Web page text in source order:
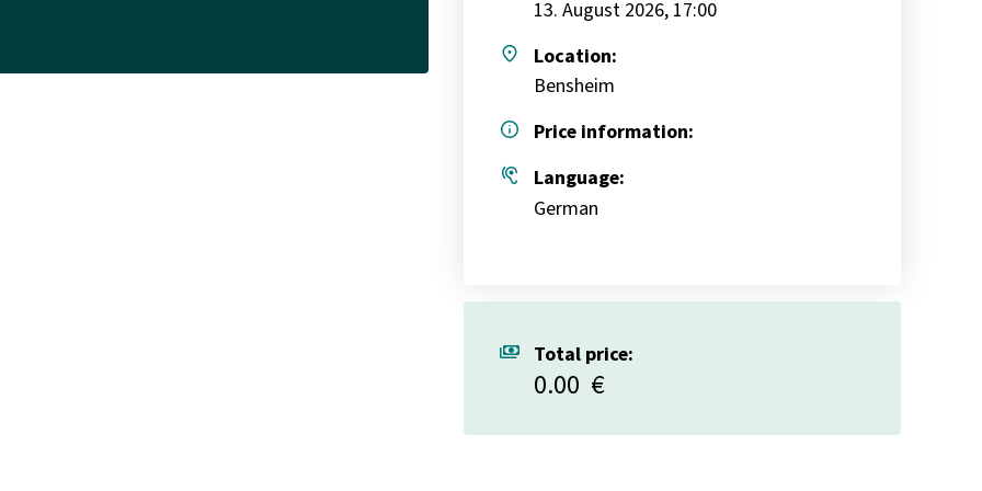
13. August 2026, 17:00
place
Location:
Bensheim
info
Price information:
hearing
Language:
German
payments Total price:
0.00 €